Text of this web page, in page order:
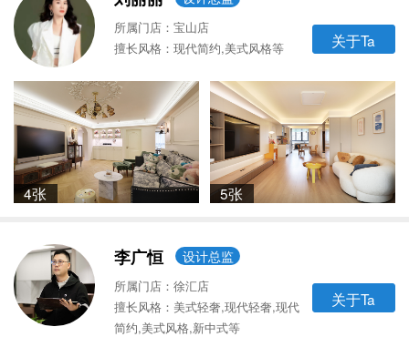
所属门店：宝山店
擅长风格：现代简约,美式风格等
关于Ta
4张 5张
李广恒 设计总监
所属门店：徐汇店
擅长风格：美式轻奢,现代轻奢,现代
简约,美式风格,新中式等
关于Ta